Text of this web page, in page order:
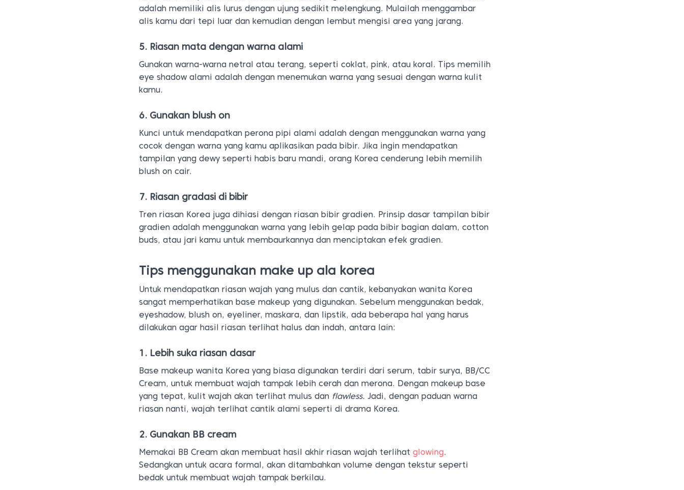
adalah memiliki alis lurus dengan ujung sedikit melengkung. Mulailah menggambar
alis kamu dari tepi luar dan kemudian dengan lembut mengisi area yang jarang.
5. Riasan mata dengan warna alami
Gunakan warna-warna netral atau terang, seperti coklat, pink, atau koral. Tips memilih
eye shadow alami adalah dengan menemukan warna yang sesuai dengan warna kulit
kamu.
6. Gunakan blush on
Kunci untuk mendapatkan perona pipi alami adalah dengan menggunakan warna yang
cocok dengan warna yang kamu aplikasikan pada bibir. Jika ingin mendapatkan
tampilan yang dewy seperti habis baru mandi, orang Korea cenderung lebih memilih
blush on cair.
7. Riasan gradasi di bibir
Tren riasan Korea juga dihiasi dengan riasan bibir gradien. Prinsip dasar tampilan bibir
gradien adalah menggunakan warna yang lebih gelap pada bibir bagian dalam, cotton
buds, atau jari kamu untuk membaurkannya dan menciptakan efek gradien.
Tips menggunakan make up ala korea
Untuk mendapatkan riasan wajah yang mulus dan cantik, kebanyakan wanita Korea
sangat memperhatikan base makeup yang digunakan. Sebelum menggunakan bedak,
eyeshadow, blush on, eyeliner, maskara, dan lipstik, ada beberapa hal yang harus
dilakukan agar hasil riasan terlihat halus dan indah, antara lain:
1. Lebih suka riasan dasar
Base makeup wanita Korea yang biasa digunakan terdiri dari serum, tabir surya, BB/CC
Cream, untuk membuat wajah tampak lebih cerah dan merona. Dengan makeup base
yang tepat, kulit wajah akan terlihat mulus dan flawless. Jadi, dengan paduan warna
riasan nanti, wajah terlihat cantik alami seperti di drama Korea.
2. Gunakan BB cream
Memakai BB Cream akan membuat hasil akhir riasan wajah terlihatglowing.
Sedangkan untuk acara formal, akan ditambahkan volume dengan tekstur seperti
bedak untuk membuat wajah tampak berkilau.